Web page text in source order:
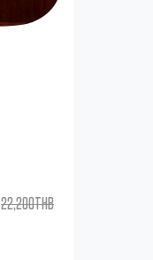
22,200THB